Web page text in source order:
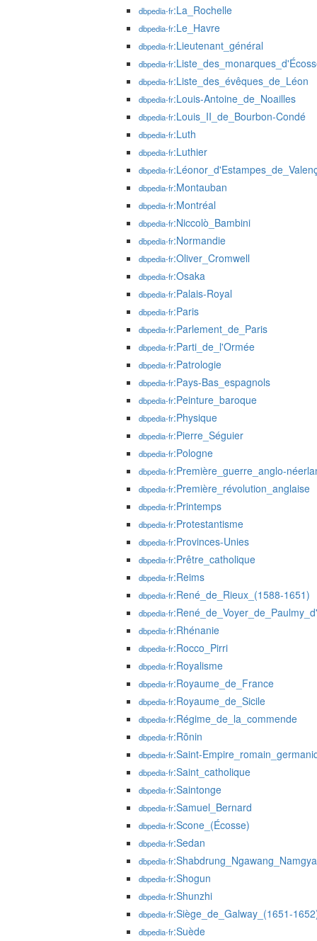
dbpedia-fr:La_Rochelle
dbpedia-fr:Le_Havre
dbpedia-fr:Lieutenant_général
dbpedia-fr
dbpedia-fr:Liste_des_évêques_de_Léon
dbpedia-fr:Louis-Antoine_de_Noailles
dbpedia-fr:Louis_II_de_Bourbon-Condé
dbpedia-fr:Luth
dbpedia-fr:Luthier
dbpedia-fr
dbpedia-fr:Montauban
dbpedia-fr:Montréal
dbpedia-fr:Niccolò_Bambini
dbpedia-fr:Normandie
dbpedia-fr:Oliver_Cromwell
dbpedia-fr:Osaka
dbpedia-fr:Palais-Royal
dbpedia-fr:Paris
dbpedia-fr:Parlement_de_Paris
dbpedia-fr:Parti_de_l'Ormée
dbpedia-fr:Patrologie
dbpedia-fr:Pays-Bas_espagnols
dbpedia-fr:Peinture_baroque
dbpedia-fr:Physique
dbpedia-fr:Pierre_Séguier
dbpedia-fr:Pologne
dbpedia-fr:Première_guerre_anglo-
dbpedia-fr:Première_révolution_anglaise
dbpedia-fr:Printemps
dbpedia-fr:Protestantisme
dbpedia-fr:Provinces-Unies
dbpedia-fr:Prêtre_catholique
dbpedia-fr:Reims
dbpedia-fr:René_de_Rieux_(1588-1651)
dbpedia-fr
dbpedia-fr:Rhénanie
dbpedia-fr:Rocco_Pirri
dbpedia-fr:Royalisme
dbpedia-fr:Royaume_de_France
dbpedia-fr:Royaume_de_Sicile
dbpedia-fr:Régime_de_la_commende
dbpedia-fr:Rōnin
dbpedia-fr:Saint-
dbpedia-fr:Saint_catholique
dbpedia-fr:Saintonge
dbpedia-fr:Samuel_Bernard
dbpedia-fr:Scone_(Écosse)
dbpedia-fr:Sedan
dbpedia-fr
dbpedia-fr:Shogun
dbpedia-fr:Shunzhi
dbpedia-fr:Siège_de_Galway_(1651-
dbpedia-fr:Suède